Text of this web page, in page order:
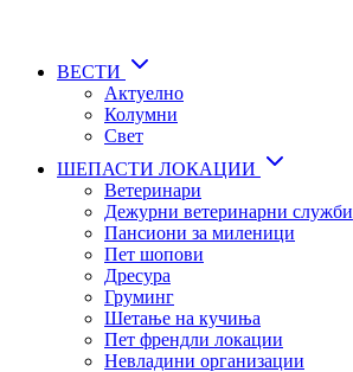
content
ВЕСТИ
Актуелно
Колумни
Свет
ШЕПАСТИ ЛОКАЦИИ
Ветеринари
Дежурни ветеринарни служби
Пансиони за миленици
Пет шопови
Дресура
Груминг
Шетање на кучиња
Пет френдли локации
Невладини организации